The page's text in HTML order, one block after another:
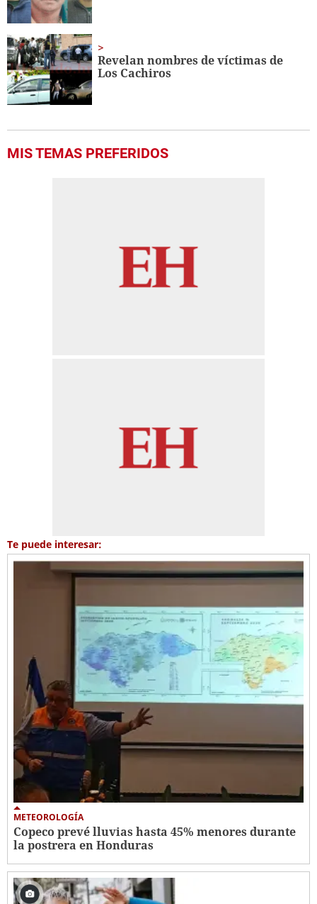
Revelan nombres de víctimas de
Los Cachiros
MIS TEMAS PREFERIDOS
Te puede interesar:
METEOROLOGÍA
Copeco prevé lluvias hasta 45% menores durante
la postrera en Honduras